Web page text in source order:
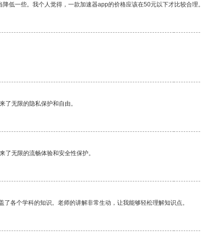
低一些。我个人觉得，一款加速器app的价格应该在50元以下才比较合理。
了无限的隐私保护和自由。
了无限的流畅体验和安全性保护。
各个学科的知识。老师的讲解非常生动，让我能够轻松理解知识点。